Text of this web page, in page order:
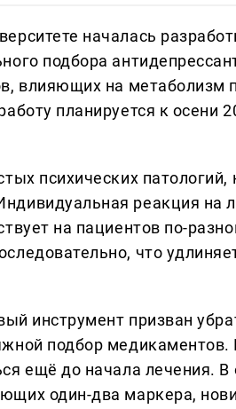
началась
подбора
влияющих на метаболизм
планируется к осени
психических
реакция на
на пациентов по-
что
инструмент призван
подбор медикаментов.
ещё до начала лечения. В
один-два маркера,